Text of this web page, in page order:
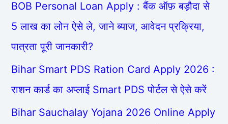
BOB Personal Loan Apply : बैंक ऑफ़ बड़ौदा से
5 लाख का लोन ऐसे ले, जाने ब्याज, आवेदन प्रक्रिया,
पात्रता पूरी जानकारी?
Bihar Smart PDS Ration Card Apply 2026 :
राशन कार्ड का अप्लाई Smart PDS पोर्टल से ऐसे करें
Bihar Sauchalay Yojana 2026 Online Apply